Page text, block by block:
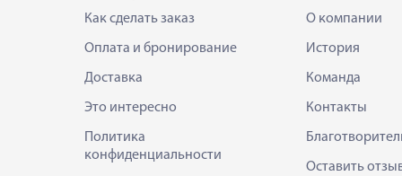
Как сделать заказ
Оплата и бронирование
Доставка
Это интересно
Политика
конфиденциальности
О компании
История
Команда
Контакты
Оставить